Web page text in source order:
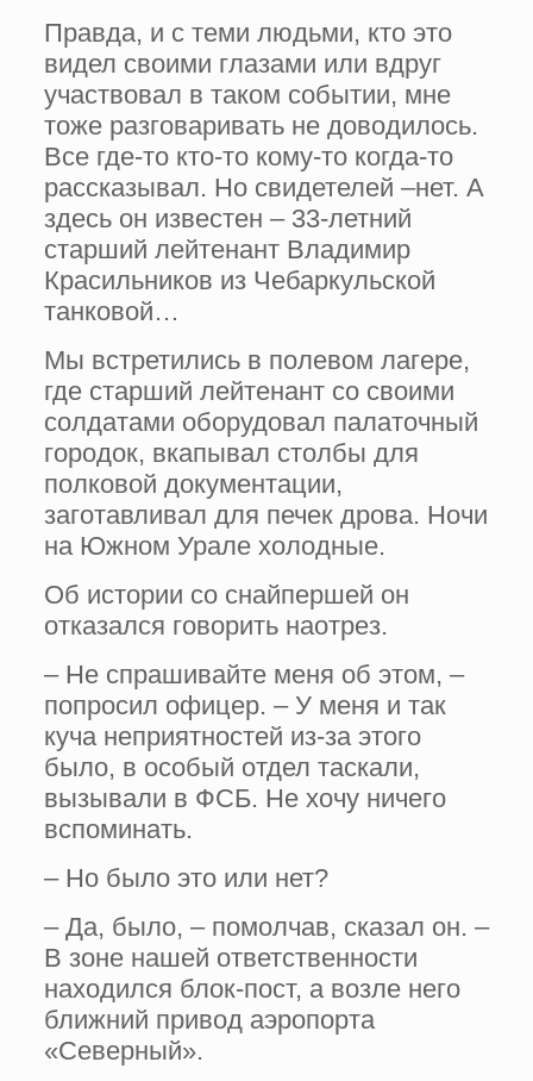
Правда, и с теми людьми, кто это
видел своими глазами или вдруг
участвовал в таком событии, мне
тоже разговаривать не доводилось.
Все где-то кто-то кому-то когда-то
рассказывал. Но свидетелей –нет. А
здесь он известен – 33-летний
старший лейтенант Владимир
Красильников из Чебаркульской
танковой…
Мы встретились в полевом лагере,
где старший лейтенант со своими
солдатами оборудовал палаточный
городок, вкапывал столбы для
полковой документации,
заготавливал для печек дрова. Ночи
на Южном Урале холодные.
Об истории со снайпершей он
отказался говорить наотрез.
– Не спрашивайте меня об этом, –
попросил офицер. – У меня и так
куча неприятностей из-за этого
было, в особый отдел таскали,
вызывали в ФСБ. Не хочу ничего
вспоминать.
– Но было это или нет?
– Да, было, – помолчав, сказал он. –
В зоне нашей ответственности
находился блок-пост, а возле него
ближний привод аэропорта
«Северный».